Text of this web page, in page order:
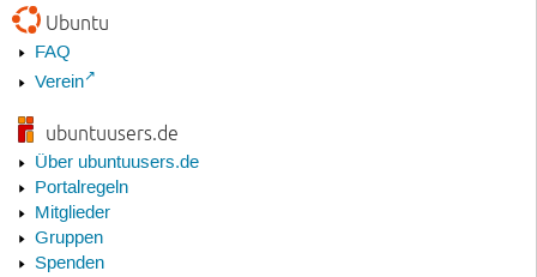
Ubuntu
FAQ
Verein
ubuntuusers.de
Über ubuntuusers.de
Portalregeln
Mitglieder
Gruppen
Spenden